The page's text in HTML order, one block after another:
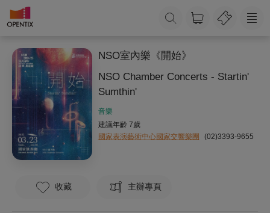
NSO室內樂《開始》
NSO Chamber Concerts - Startin'
Sumthin'
音樂
建議年齡 7歲
國家表演藝術中心國家交響樂團
(02)3393-9655
收藏 主辦專頁